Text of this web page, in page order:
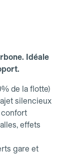
Idéale
de la flotte)
silencieux
effets
gare et